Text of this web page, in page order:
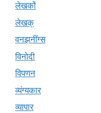
लेखकों
लेखक्
वनझनींग्स
विनोदी
विपणन
व्यंग्यकार
व्यापार